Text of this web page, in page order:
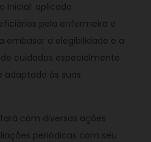
Inicial: aplicado
pela enfermeira e
embasar a elegibilidade e a
cuidados especialmente
adaptado às suas
com diversas ações
periódicas com seu